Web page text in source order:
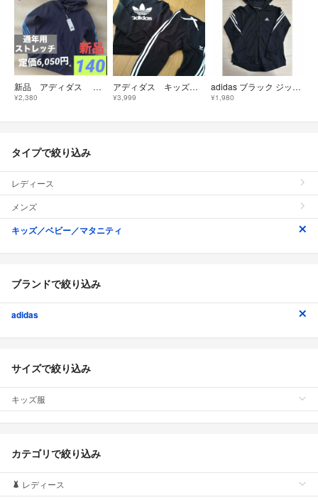
新品 アディダス ジュニア フルジップ スウェット パーカー ネイビー 140
¥2,380
アディダス キッズ セットアップ パーカー 上下 スウェット 120
¥3,999
adidas ブラック ジップアップパーカー 140cm
¥1,980
タイプで絞り込み
レディース
メンズ
キッズ／ベビー／マタニティ
ブランドで絞り込み
adidas
サイズで絞り込み
キッズ服
カテゴリで絞り込み
レディース